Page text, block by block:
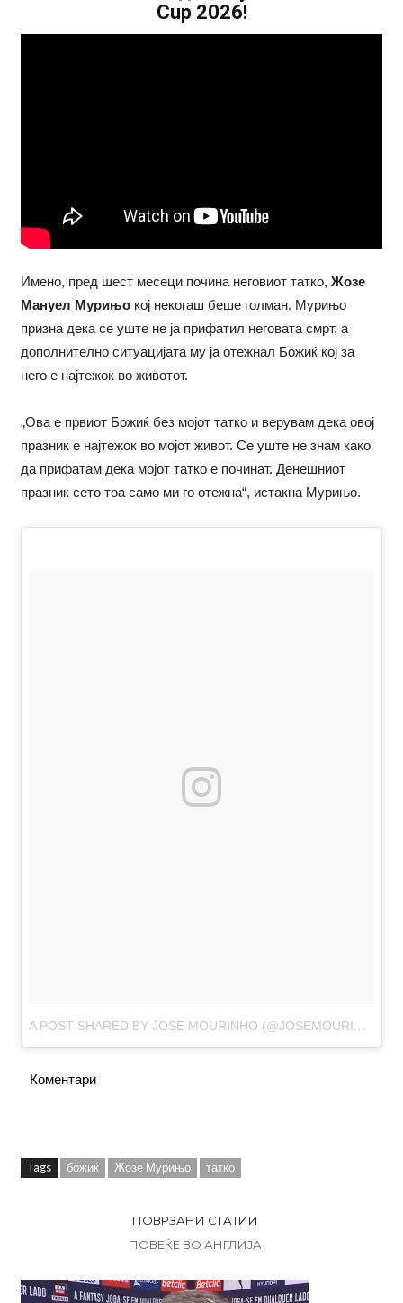
Cup 2026!
Имено, пред шест месеци почина неговиот татко, Жозе
Мануел Мурињокој некогаш беше голман. Мурињо
призна дека се уште не ја прифатил неговата смрт, а
дополнително ситуацијата му ја отежнал Божиќ кој за
него е најтежок во животот.
„Ова е првиот Божиќ без мојот татко и верувам дека овој
празник е најтежок во мојот живот. Се уште не знам како
да прифатам дека мојот татко е починат. Денешниот
празник сето тоа само ми го отежна“, истакна Мурињо.
A POST SHARED BY JOSE MOURINHO (@JOSEMOURINHO)
Коментари
Tags божиќ Жозе Мурињо татко
ПОВРЗАНИ СТАТИИ
ПОВЕЌЕ ВО АНГЛИЈА